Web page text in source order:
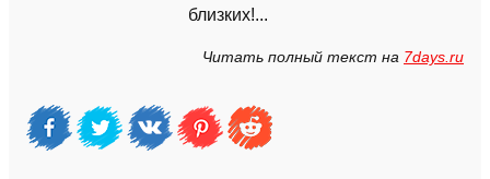
близких!...
Читать полный текст на 7days.ru